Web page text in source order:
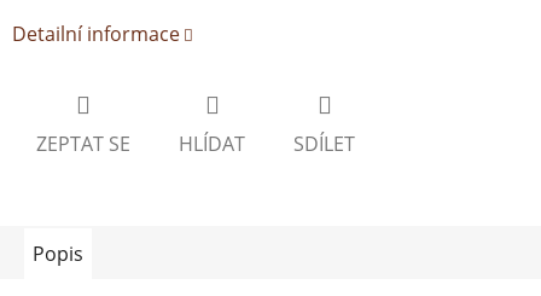
Detailní informace
ZEPTAT SE HLÍDAT SDÍLET
Popis